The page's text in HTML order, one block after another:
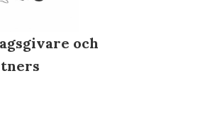
och